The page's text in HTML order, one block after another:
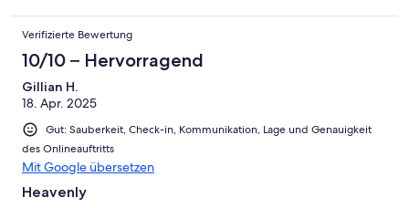
Verifizierte Bewertung
10/10 – Hervorragend
Gillian H.
18. Apr. 2025
Gut: Sauberkeit, Check-in, Kommunikation, Lage und Genauigkeit
des Onlineauftritts
Mit Google übersetzen
Heavenly